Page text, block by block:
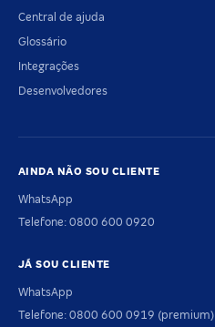
Central de ajuda
Glossário
Integrações
Desenvolvedores
AINDA NÃO SOU CLIENTE
WhatsApp
Telefone: 0800 600 0920
JÁ SOU CLIENTE
WhatsApp
Telefone: 0800 600 0919 (premium)